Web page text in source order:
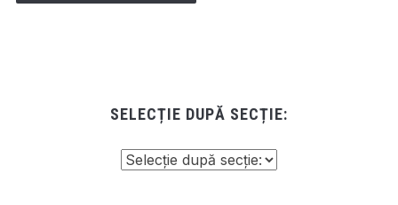
SELECȚIE DUPĂ SECȚIE: